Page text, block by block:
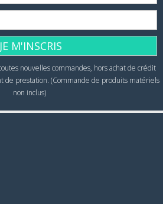
JE M'INSCRIS
nouvelles commandes, hors achat de crédit
de prestation. (Commande de produits matériels
non inclus)